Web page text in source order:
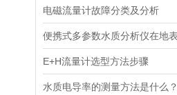
电磁流量计故障分类及分析
E+H流量计选型方法步骤
水质电导率的测量方法是什么？